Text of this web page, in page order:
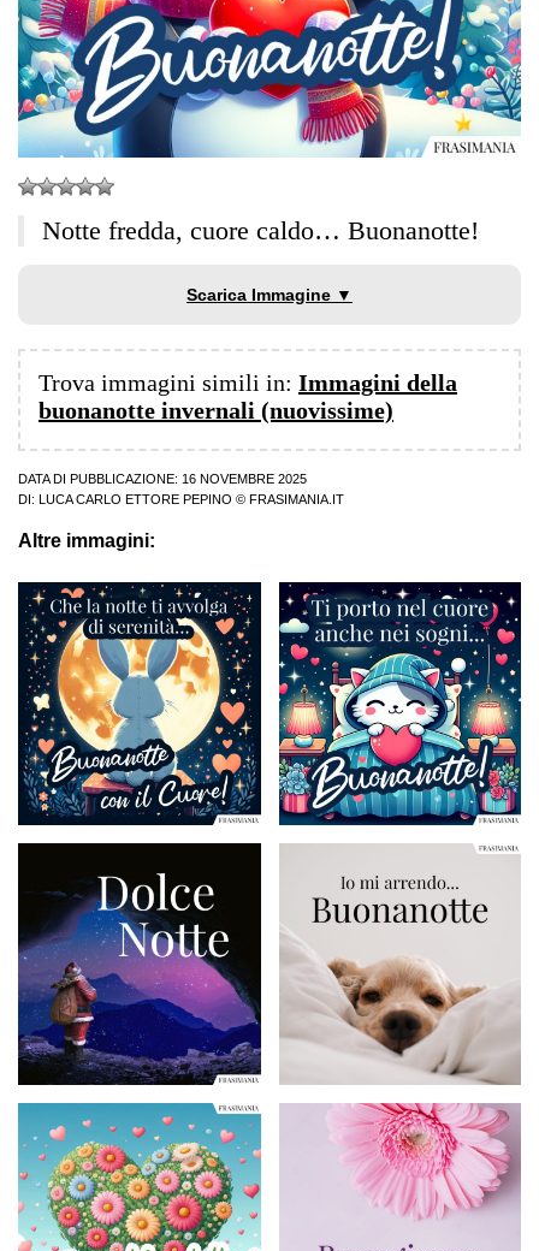
Notte fredda, cuore caldo… Buonanotte!
Scarica Immagine ▼
Trova immagini simili in: Immagini della
buonanotte invernali (nuovissime)
DATA DI PUBBLICAZIONE: 16 NOVEMBRE 2025
DI:
LUCA CARLO ETTORE PEPINO © FRASIMANIA.IT
Altre immagini: